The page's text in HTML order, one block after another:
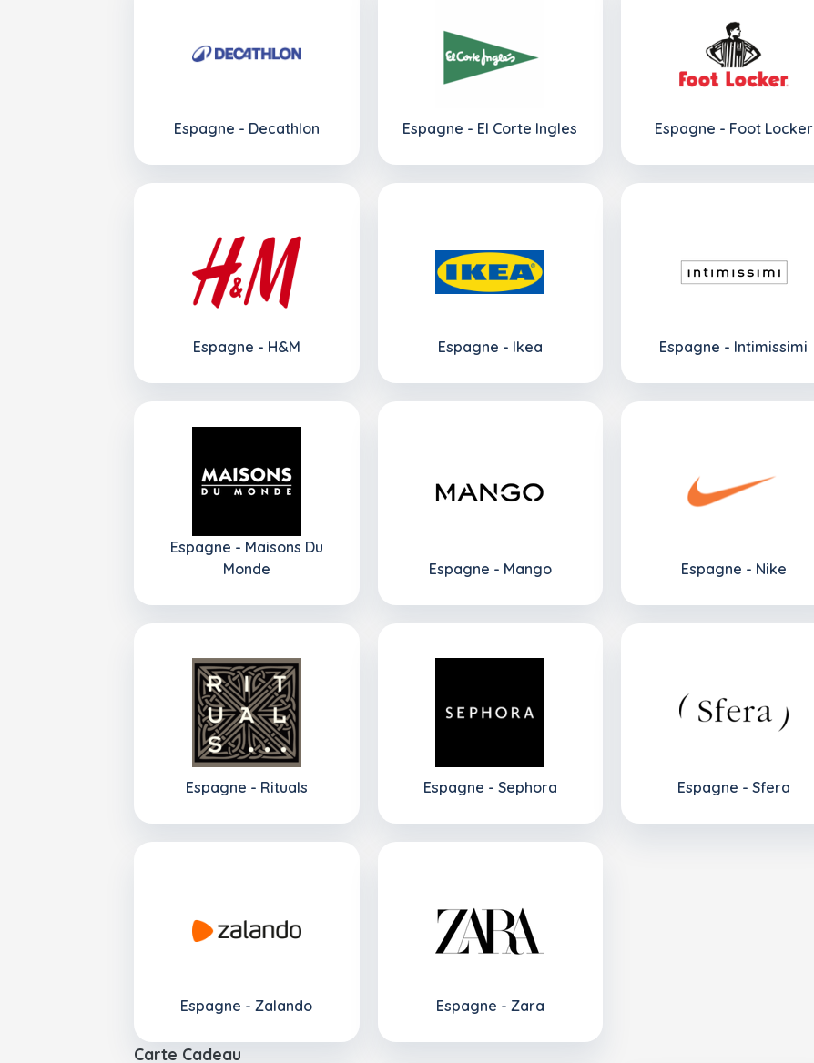
Espagne - Decathlon Espagne - El Corte Ingles Espagne - Foot Locker
Espagne - H&M Espagne - Ikea Espagne - Intimissimi
Espagne - Maisons Du
Monde
Espagne - Mango Espagne - Nike
Espagne - Rituals Espagne - Sephora Espagne - Sfera
Espagne - Zalando Espagne - Zara
Carte Cadeau